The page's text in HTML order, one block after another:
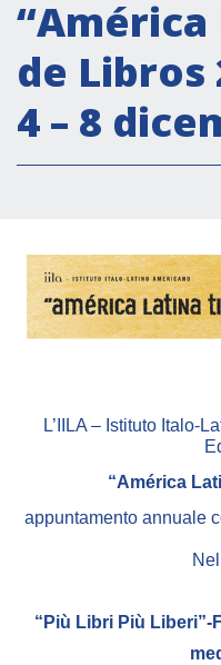
Segreteria
Segreteria Socio-
Segreteria Tecnico
Forum PMI
genere
Borse di Studio
Partnership
Patrimonio
Empowerment
Giustizia e
EL PAcCTO
de Libros
4 – 8
L’IILA – Istituto Italo-
“América
appuntamento annuale
“Più Libri Più Liberi”-